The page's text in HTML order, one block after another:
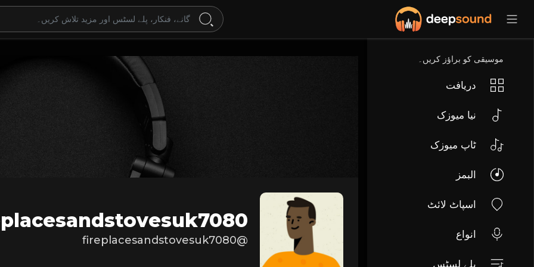
موسیقی کو براؤز کریں۔
دریافت
نیا میوزک
ٹاپ میوزک
البمز
اسپاٹ لائٹ
انواع
پلے لسٹس
@fireplacesandstovesuk7080